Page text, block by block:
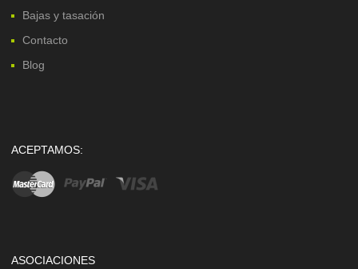
Bajas y tasación
Contacto
Blog
ACEPTAMOS:
ASOCIACIONES